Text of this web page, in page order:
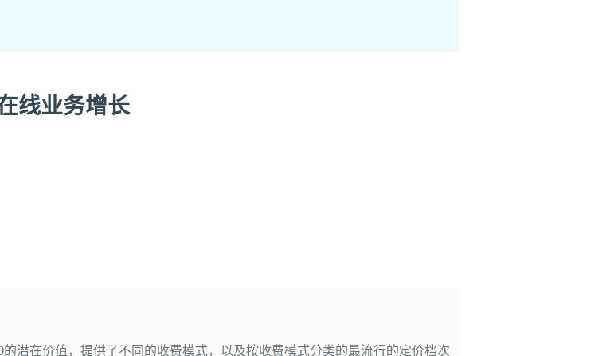
线业务增长
潜在价值，提供了不同的收费模式，以及按收费模式分类的最流行的定价档次